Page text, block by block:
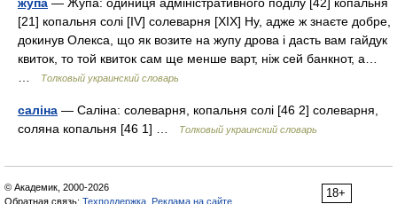
[21] копальня солі [IV] солеварня [XIX] Ну, адже ж знаєте добре,
докинув Олекса, що як возите на жупу дрова і дасть вам гайдук
квиток, то той квиток сам ще менше варт, ніж сей банкнот, а…
Толковый украинский словарь
саліна — Саліна: солеварня, копальня солі [46 2] солеварня,
соляна копальня [46 1] …
Толковый украинский словарь
18+
© Академик, 2000-2026
Обратная связь: Техподдержка Реклама на сайте